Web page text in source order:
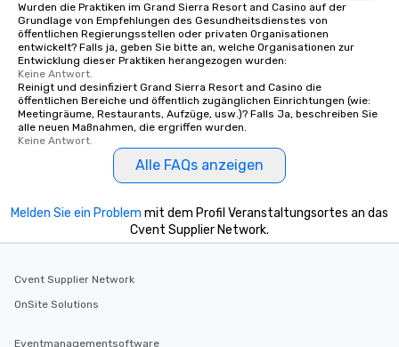
Wurden die Praktiken im Grand Sierra Resort and Casino auf der
Grundlage von Empfehlungen des Gesundheitsdienstes von
öffentlichen Regierungsstellen oder privaten Organisationen
entwickelt? Falls ja, geben Sie bitte an, welche Organisationen zur
Entwicklung dieser Praktiken herangezogen wurden:
Keine Antwort.
Reinigt und desinfiziert Grand Sierra Resort and Casino die
öffentlichen Bereiche und öffentlich zugänglichen Einrichtungen (wie:
Meetingräume, Restaurants, Aufzüge, usw.)? Falls Ja, beschreiben Sie
alle neuen Maßnahmen, die ergriffen wurden.
Keine Antwort.
Alle FAQs anzeigen
Melden Sie ein Problem mit dem Profil Veranstaltungsortes an das
Cvent Supplier Network.
Cvent Supplier Network
OnSite Solutions
Eventmanagementsoftware